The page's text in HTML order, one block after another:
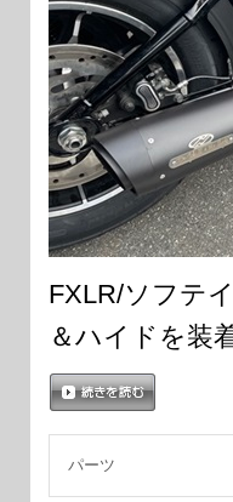
FXLR/ソフテ
＆ハイドを装着
パーツ